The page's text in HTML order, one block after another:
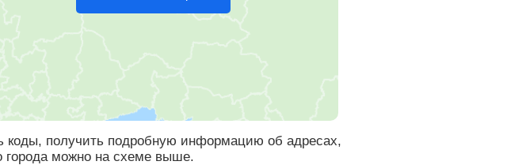
коды, получить подробную информацию об адресах,
города можно на схеме выше.